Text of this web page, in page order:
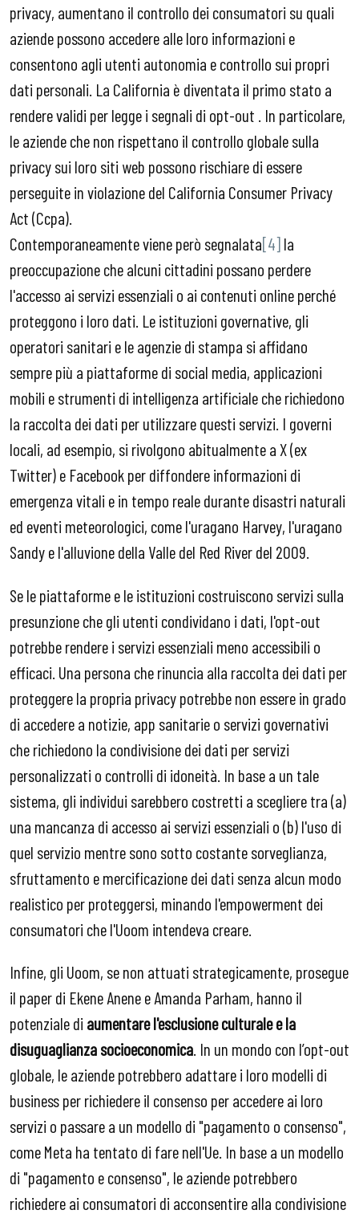
privacy, aumentano il controllo dei consumatori su quali
aziende possono accedere alle loro informazioni e
consentono agli utenti autonomia e controllo sui propri
dati personali. La California è diventata il primo stato a
rendere validi per legge i segnali di opt-out . In particolare,
le aziende che non rispettano il controllo globale sulla
privacy sui loro siti web possono rischiare di essere
perseguite in violazione del California Consumer Privacy
Act (Ccpa).
Contemporaneamente viene però segnalata[4]la
preoccupazione che alcuni cittadini possano perdere
l'accesso ai servizi essenziali o ai contenuti online perché
proteggono i loro dati. Le istituzioni governative, gli
operatori sanitari e le agenzie di stampa si affidano
sempre più a piattaforme di social media, applicazioni
mobili e strumenti di intelligenza artificiale che richiedono
la raccolta dei dati per utilizzare questi servizi. I governi
locali, ad esempio, si rivolgono abitualmente a X (ex
Twitter) e Facebook per diffondere informazioni di
emergenza vitali e in tempo reale durante disastri naturali
ed eventi meteorologici, come l'uragano Harvey, l'uragano
Sandy e l'alluvione della Valle del Red River del 2009.
Se le piattaforme e le istituzioni costruiscono servizi sulla
presunzione che gli utenti condividano i dati, l'opt-out
potrebbe rendere i servizi essenziali meno accessibili o
efficaci. Una persona che rinuncia alla raccolta dei dati per
proteggere la propria privacy potrebbe non essere in grado
di accedere a notizie, app sanitarie o servizi governativi
che richiedono la condivisione dei dati per servizi
personalizzati o controlli di idoneità. In base a un tale
sistema, gli individui sarebbero costretti a scegliere tra (a)
una mancanza di accesso ai servizi essenziali o (b) l'uso di
quel servizio mentre sono sotto costante sorveglianza,
sfruttamento e mercificazione dei dati senza alcun modo
realistico per proteggersi, minando l'empowerment dei
consumatori che l'Uoom intendeva creare.
Infine, gli Uoom, se non attuati strategicamente, prosegue
il paper di Ekene Anene e Amanda Parham, hanno il
potenziale di aumentare l'esclusione culturale e la
disuguaglianza socioeconomica . In un mondo con l’opt-out
globale, le aziende potrebbero adattare i loro modelli di
business per richiedere il consenso per accedere ai loro
servizi o passare a un modello di "pagamento o consenso",
come Meta ha tentato di fare nell'Ue. In base a un modello
di "pagamento e consenso", le aziende potrebbero
richiedere ai consumatori di acconsentire alla condivisione